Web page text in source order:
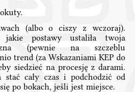
(albo o ciszy z wczoraj).
jakie postawy ustaliła twoja
(pewnie na szczeblu
trend (za Wskazaniami KEP do
siedzieć na procesję z darami.
stać cały czas i podchodzić od
po bokach, jeśli jest miejsce.